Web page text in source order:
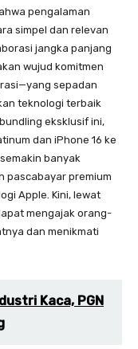
pengalaman
simpel dan relevan
jangka panjang
wujud komitmen
sepadan
teknologi terbaik
eksklusif ini,
dan iPhone 16 ke
banyak
pascabayar premium
Apple. Kini, lewat
mengajak orang-
dan menikmati
Kaca, PGN